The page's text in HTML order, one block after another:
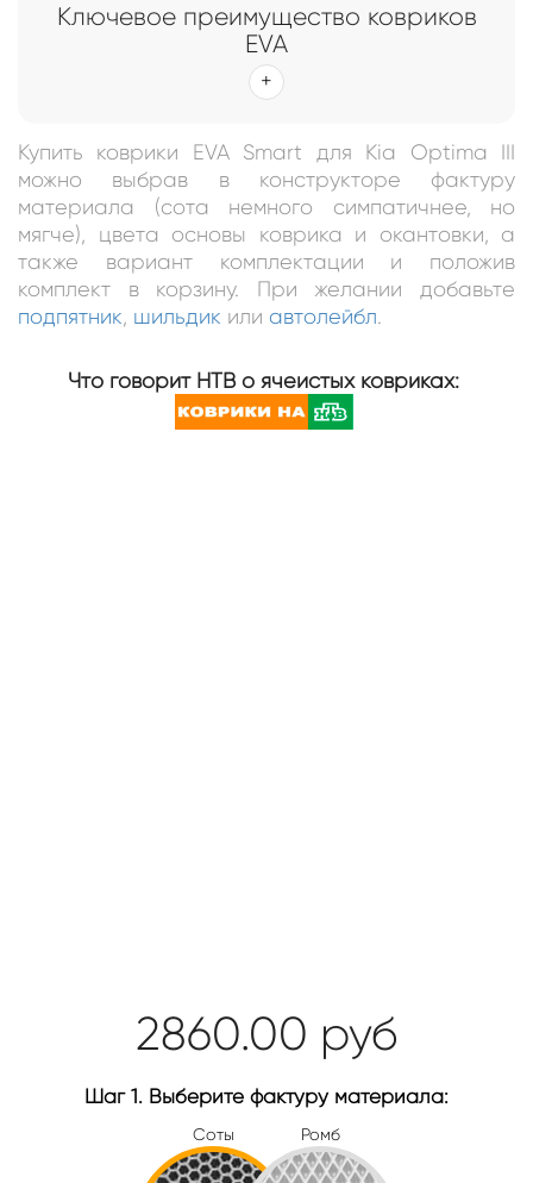
Ключевое преимущество ковриков
EVA
Купить коврики EVA Smart для Kia Optima III
можно выбрав в конструкторе фактуру
материала (сота немного симпатичнее, но
мягче), цвета основы коврика и окантовки, а
также вариант комплектации и положив
комплект в корзину. При желании добавьте
подпятник шильдик или автолейбл.
Что говорит НТВ о ячеистых ковриках:
2860.00 руб
Шаг 1. Выберите фактуру материала:
Соты Ромб